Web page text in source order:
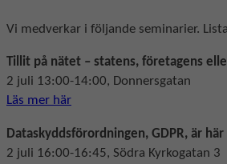
Vi medverkar i följande seminarier.
Tillit på nätet – statens, företagens
2 juli 13:00-14:00, Donnersgatan
Läs mer här
Dataskyddsförordningen, GDPR, är
2 juli 16:00-16:45, Södra Kyrkogatan 3